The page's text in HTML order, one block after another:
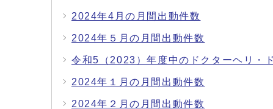
2024年4月の月間出動件数
2024年５月の月間出動件数
令和5（2023）年度中のドクターヘリ・
2024年１月の月間出動件数
2024年２月の月間出動件数